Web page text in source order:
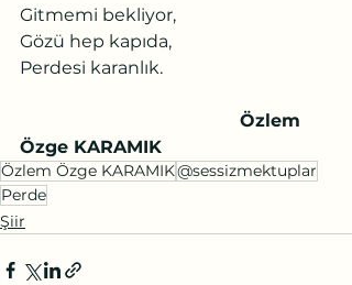
Gitmemi bekliyor,
Gözü hep kapıda,
Perdesi karanlık.
Özlem
Özge KARAMIK
Özlem Özge KARAMIK@sessizmektuplar
Perde
Şiir